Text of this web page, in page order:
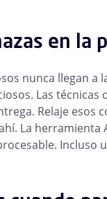
en la
nunca llegan a
Las técnicas
Relaje esos
La herramienta
Incluso